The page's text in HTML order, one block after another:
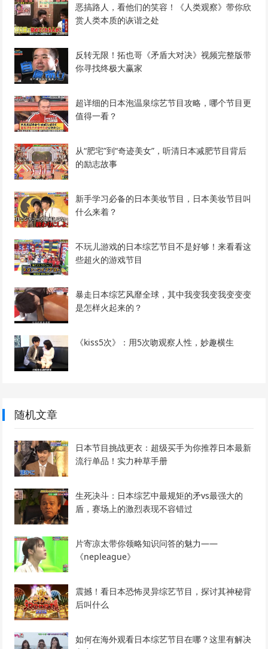
恶搞路人，看他们的笑容！《人类观察》带你欣
赏人类本质的诙谐之处
反转无限！拓也哥《矛盾大对决》视频完整版带
你寻找终极大赢家
超详细的日本泡温泉综艺节目攻略，哪个节目更
值得一看？
从“肥宅”到“奇迹美女”，听清日本减肥节目背后
的励志故事
新手学习必备的日本美妆节目，日本美妆节目叫
什么来着？
不玩儿游戏的日本综艺节目不是好够！来看看这
些超火的游戏节目
暴走日本综艺风靡全球，其中我变我变我变变变
是怎样火起来的？
《kiss5次》：用5次吻观察人性，妙趣横生
随机文章
日本节目挑战更衣：超级买手为你推荐日本最新
流行单品！实力种草手册
生死决斗：日本综艺中最规矩的矛vs最强大的
盾，赛场上的激烈表现不容错过
片寄凉太带你领略知识问答的魅力——
《nepleague》
震撼！看日本恐怖灵异综艺节目，探讨其神秘背
后叫什么
如何在海外观看日本综艺节目在哪？这里有解决